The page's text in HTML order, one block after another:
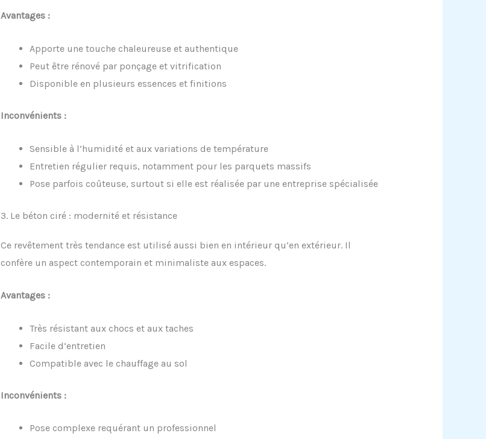
Avantages :
Apporte une touche chaleureuse et authentique
Peut être rénové par ponçage et vitrification
Disponible en plusieurs essences et finitions
Inconvénients :
Sensible à l’humidité et aux variations de température
Entretien régulier requis, notamment pour les parquets massifs
Pose parfois coûteuse, surtout si elle est réalisée par une entreprise spécialisée
3. Le béton ciré : modernité et résistance
Ce revêtement très tendance est utilisé aussi bien en intérieur qu’en extérieur. Il
confère un aspect contemporain et minimaliste aux espaces.
Avantages :
Très résistant aux chocs et aux taches
Facile d’entretien
Compatible avec le chauffage au sol
Inconvénients :
Pose complexe requérant un professionnel